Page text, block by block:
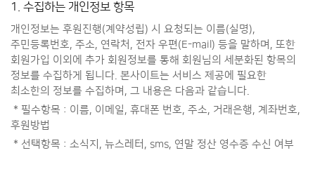
1. 수집하는 개인정보 항목
개인정보는 후원진행(계약성립) 시 요청되는 이름(실명),
주민등록번호, 주소, 연락처, 전자 우편(E-mail) 등을 말하며, 또한
회원가입 이외에 추가 회원정보를 통해 회원님의 세분화된 항목의
정보를 수집하게 됩니다. 본사이트는 서비스 제공에 필요한
최소한의 정보를 수집하며, 그 내용은 다음과 같습니다.
* 필수항목 : 이름, 이메일, 휴대폰 번호, 주소, 거래은행, 계좌번호,
후원방법
* 선택항목 : 소식지, 뉴스레터, sms, 연말 정산 영수증 수신 여부